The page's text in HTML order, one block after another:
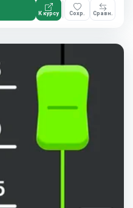
К курсу Сохр. Сравн.